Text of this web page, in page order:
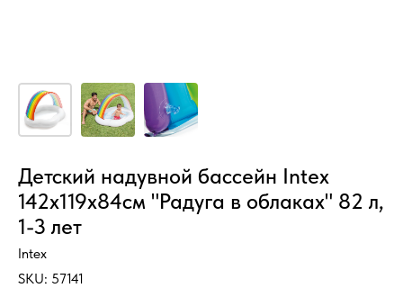
Детский надувной бассейн Intex
142х119х84см "Радуга в облаках" 82 л,
1-3 лет
Intex
SKU: 57141